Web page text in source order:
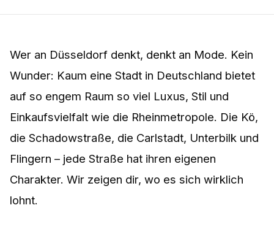
Wer an Düsseldorf denkt, denkt an Mode. Kein
Wunder: Kaum eine Stadt in Deutschland bietet
auf so engem Raum so viel Luxus, Stil und
Einkaufsvielfalt wie die Rheinmetropole. Die Kö,
die Schadowstraße, die Carlstadt, Unterbilk und
Flingern – jede Straße hat ihren eigenen
Charakter. Wir zeigen dir, wo es sich wirklich
lohnt.